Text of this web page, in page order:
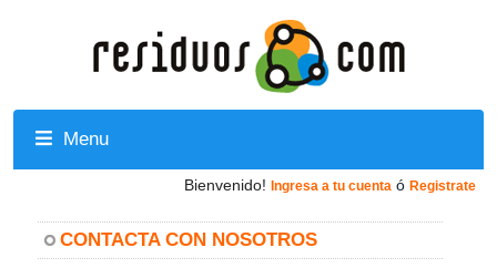
Menu
Bienvenido! Ingresa a tu cuenta ó Registrate
CONTACTA CON NOSOTROS